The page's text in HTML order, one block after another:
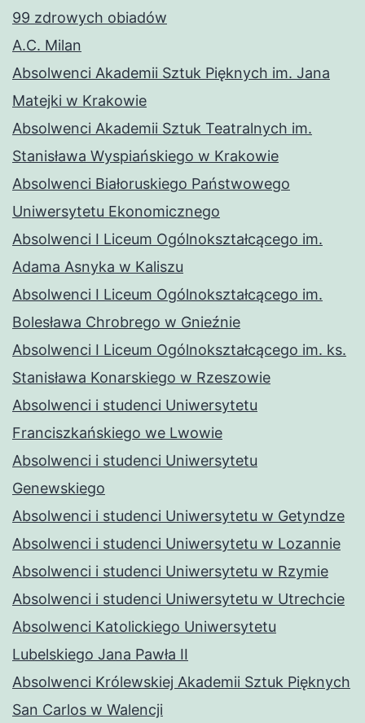
99 zdrowych obiadów
A.C. Milan
Absolwenci Akademii Sztuk Pięknych im. Jana
Matejki w Krakowie
Absolwenci Akademii Sztuk Teatralnych im.
Stanisława Wyspiańskiego w Krakowie
Absolwenci Białoruskiego Państwowego
Uniwersytetu Ekonomicznego
Absolwenci I Liceum Ogólnokształcącego im.
Adama Asnyka w Kaliszu
Absolwenci I Liceum Ogólnokształcącego im.
Bolesława Chrobrego w Gnieźnie
Absolwenci I Liceum Ogólnokształcącego im. ks.
Stanisława Konarskiego w Rzeszowie
Absolwenci i studenci Uniwersytetu
Franciszkańskiego we Lwowie
Absolwenci i studenci Uniwersytetu
Genewskiego
Absolwenci i studenci Uniwersytetu w Getyndze
Absolwenci i studenci Uniwersytetu w Lozannie
Absolwenci i studenci Uniwersytetu w Rzymie
Absolwenci i studenci Uniwersytetu w Utrechcie
Absolwenci Katolickiego Uniwersytetu
Lubelskiego Jana Pawła II
Absolwenci Królewskiej Akademii Sztuk Pięknych
San Carlos w Walencji